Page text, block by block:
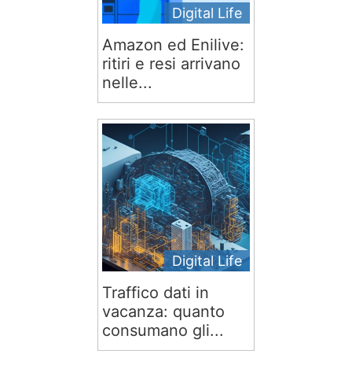
Digital Life
Amazon ed Enilive:
ritiri e resi arrivano
nelle...
Digital Life
Traffico dati in
vacanza: quanto
consumano gli...